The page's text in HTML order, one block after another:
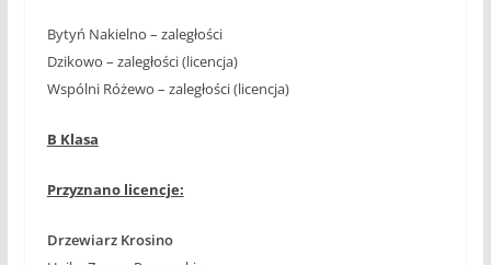
Bytyń Nakielno – zaległości
Dzikowo – zaległości (licencja)
Wspólni Różewo – zaległości (licencja)
B Klasa
Przyznano licencje:
Drzewiarz Krosino